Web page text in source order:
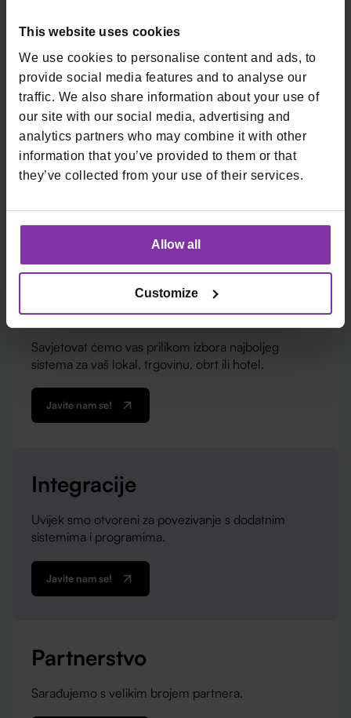
This website uses cookies
We use cookies to personalise content and ads, to
provide social media features and to analyse our
traffic. We also share information about your use of
our site with our social media, advertising and
analytics partners who may combine it with other
information that you’ve provided to them or that
they’ve collected from your use of their services.
Allow all
Customize
Pošaljite nam poruku!
Kartična plaćanja
Možemo vam pomoći s uvođenjem kartične naplate
Fiskalne kase
Savjetovat ćemo vas prilikom izbora najboljeg
sistema za vaš lokal, trgovinu, obrt ili hotel.
Javite nam se!
Integracije
Uvijek smo otvoreni za povezivanje s dodatnim
sistemima i programima.
Javite nam se!
Partnerstvo
Sarađujemo s velikim brojem partnera.